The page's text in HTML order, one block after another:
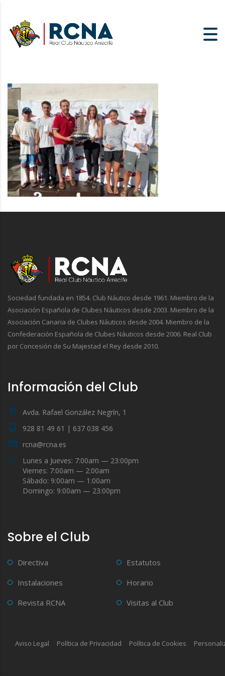
Sociedad fundada en 1854. Club Náutico desde 1961. Miembro de la
Asociación Española de Clubes Náuticos desde 2003. Miembro de la
Asociación Canaria de Clubes Náuticos desde 2004. Miembro de la
Confederación Española de Clubes Náuticos desde 2006. Real Club
por Concesión de Su Majestad el Rey desde 2010.
Información del Club
Avda. Rafael González Negrín, 1
928 81 49 61 | 637 038 456
rcna@rcna.es
Lunes a Jueves: 7:00am — 23:00pm
Viernes: 7:00am — 2:00am
Sábado: 9:00am — 1:00am
Domingo: 9:00am — 23:00pm
Sobre el Club
Directiva
Estatutos
Instalaciones
Horario
Revista RCNA
Visitas al Club
Aviso Legal Política de Privacidad Política de Cookies